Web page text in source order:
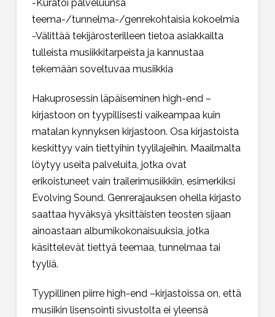
-Kuratoi palveluunsa
teema-/tunnelma-/genrekohtaisia kokoelmia
-Välittää tekijärosterilleen tietoa asiakkailta
tulleista musiikkitarpeista ja kannustaa
tekemään soveltuvaa musiikkia
Hakuprosessin läpäiseminen high-end –
kirjastoon on tyypillisesti vaikeampaa kuin
matalan kynnyksen kirjastoon. Osa kirjastoista
keskittyy vain tiettyihin tyylilajeihin. Maailmalta
löytyy useita palveluita, jotka ovat
erikoistuneet vain trailerimusiikkiin, esimerkiksi
Evolving Sound. Genrerajauksen ohella kirjasto
saattaa hyväksyä yksittäisten teosten sijaan
ainoastaan albumikokonaisuuksia, jotka
käsittelevät tiettyä teemaa, tunnelmaa tai
tyyliä.
Tyypillinen piirre high-end –kirjastoissa on, että
musiikin lisensointi sivustolta ei yleensä